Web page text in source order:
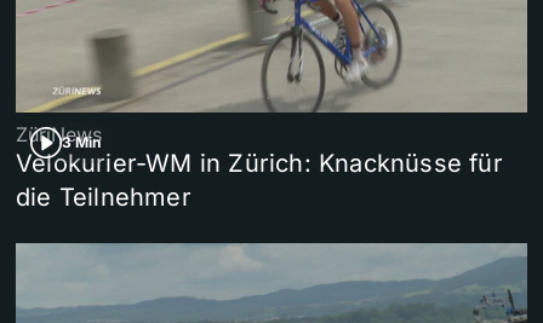
3 Min
ZüriNews
Velokurier-WM in Zürich: Knacknüsse für
die Teilnehmer